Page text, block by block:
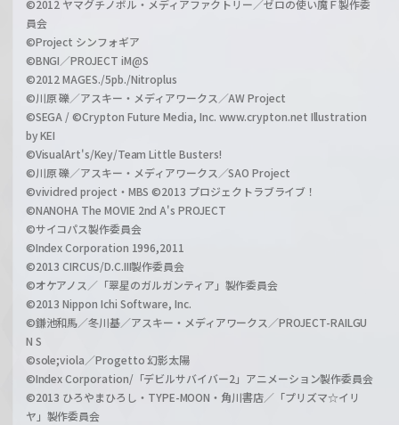
©2012 ヤマグチノボル・メディアファクトリー／ゼロの使い魔Ｆ製作委
員会
©Project シンフォギア
©BNGI／PROJECT iM@S
©2012 MAGES./5pb./Nitroplus
©川原 礫／アスキー・メディアワークス／AW Project
©SEGA / ©Crypton Future Media, Inc. www.crypton.net Illustration
by KEI
©VisualArt's/Key/Team Little Busters!
©川原 礫／アスキー・メディアワークス／SAO Project
©vividred project・MBS ©2013 プロジェクトラブライブ！
©NANOHA The MOVIE 2nd A's PROJECT
©サイコパス製作委員会
©Index Corporation 1996,2011
©2013 CIRCUS/D.C.III製作委員会
©オケアノス／「翠星のガルガンティア」製作委員会
©2013 Nippon Ichi Software, Inc.
©鎌池和馬／冬川基／アスキー・メディアワークス／PROJECT-RAILGU
N S
©sole;viola／Progetto 幻影太陽
©Index Corporation/「デビルサバイバー2」アニメーション製作委員会
©2013 ひろやまひろし・TYPE-MOON・角川書店／「プリズマ☆イリ
ヤ」製作委員会